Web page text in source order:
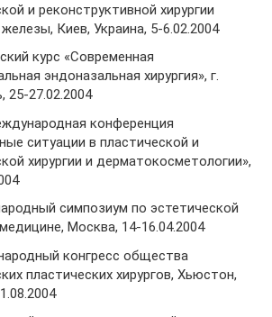
и реконструктивной хирургии
Киев, Украина, 5-6.02.2004
курс «Современная
эндоназальная хирургия», г.
25-27.02.2004
конференция
ситуации в пластической и
хирургии и дерматокосметологии»,
симпозиум по эстетической
Москва, 14-16.04.2004
конгресс общества
пластических хирургов, Хьюстон,